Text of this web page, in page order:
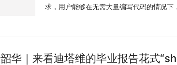
求，用户能够在无需大量编写代码的情况
华｜来看迪塔维的毕业报告花式